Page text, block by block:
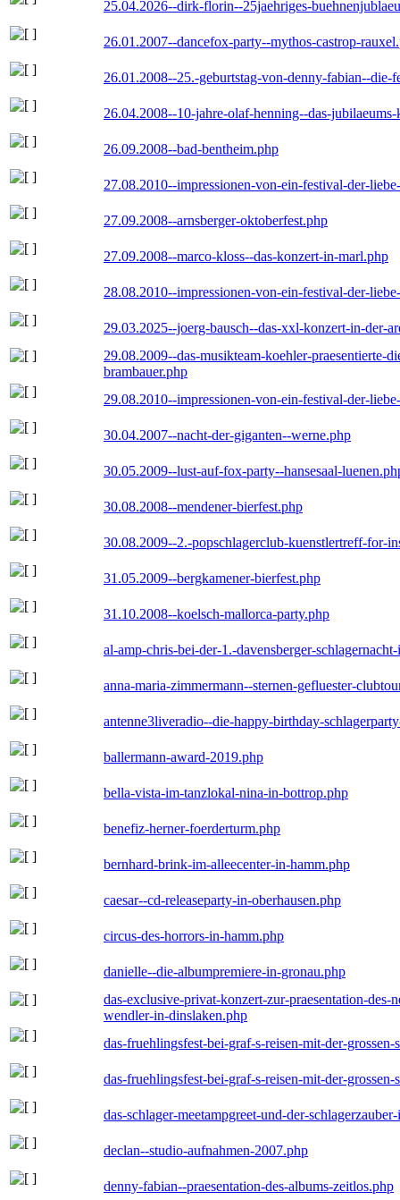
25.04.2026--dirk-florin--25jaehriges-
26.01.2007--dancefox-party--mythos-castrop-
26.01.2008--25.-geburtstag-von-denny-fabian--die-
26.04.2008--10-jahre-olaf-henning--das-
26.09.2008--bad-bentheim.php
27.08.2010--impressionen-von-ein-festival-der-
27.09.2008--arnsberger-oktoberfest.php
27.09.2008--marco-kloss--das-konzert-in-marl.php
28.08.2010--impressionen-von-ein-festival-der-
29.03.2025--joerg-bausch--das-xxl-konzert-in-der-
29.08.2009--das-musikteam-koehler-praesentierte-
brambauer.php
29.08.2010--impressionen-von-ein-festival-der-
30.04.2007--nacht-der-giganten--werne.php
30.05.2009--lust-auf-fox-party--hansesaal-
30.08.2008--mendener-bierfest.php
30.08.2009--2.-popschlagerclub-kuenstlertreff-for-
31.05.2009--bergkamener-bierfest.php
31.10.2008--koelsch-mallorca-party.php
al-amp-chris-bei-der-1.-davensberger-
anna-maria-zimmermann--sternen-gefluester-
antenne3liveradio--die-happy-birthday-
ballermann-award-2019.php
bella-vista-im-tanzlokal-nina-in-bottrop.php
benefiz-herner-foerderturm.php
bernhard-brink-im-alleecenter-in-hamm.php
caesar--cd-releaseparty-in-oberhausen.php
circus-des-horrors-in-hamm.php
danielle--die-albumpremiere-in-gronau.php
das-exclusive-privat-konzert-zur-praesentation-
wendler-in-dinslaken.php
das-fruehlingsfest-bei-graf-s-reisen-mit-der-
das-fruehlingsfest-bei-graf-s-reisen-mit-der-
das-schlager-meetampgreet-und-der-
declan--studio-aufnahmen-2007.php
denny-fabian--praesentation-des-albums-zeitlos.php